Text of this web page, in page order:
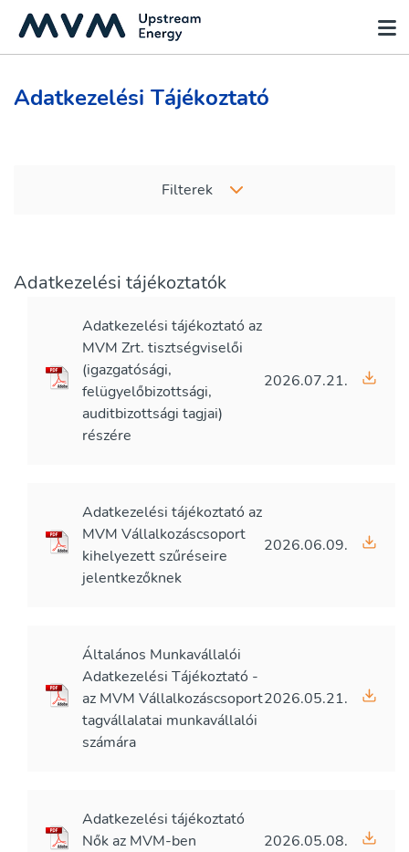
Adatkezelési Tájékoztató
Filterek
Adatkezelési tájékoztatók
Adatkezelési tájékoztató az
MVM Zrt. tisztségviselői
(igazgatósági,
felügyelőbizottsági,
auditbizottsági tagjai)
részére
2026.07.21.
Adatkezelési tájékoztató az
MVM Vállalkozáscsoport
kihelyezett szűréseire
jelentkezőknek
2026.06.09.
Általános Munkavállalói
Adatkezelési Tájékoztató -
az MVM Vállalkozáscsoport
tagvállalatai munkavállalói
számára
2026.05.21.
Adatkezelési tájékoztató
Nők az MVM-ben
2026.05.08.